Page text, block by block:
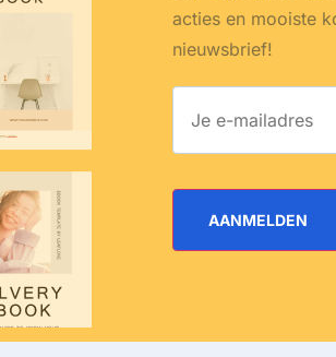
acties en mooiste
nieuwsbrief!